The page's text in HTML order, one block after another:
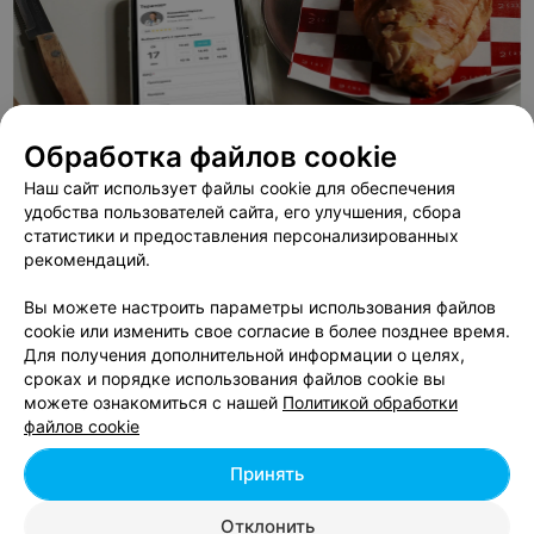
ЭФФЕКТИВНАЯ РЕКЛАМА НА САЙТЕ
Добавить компанию
Добавить специалиста
Обработка файлов cookie
Наш сайт использует файлы cookie для обеспечения
удобства пользователей сайта, его улучшения, сбора
статистики и предоставления персонализированных
рекомендаций.
Вы можете настроить параметры использования файлов
cookie или изменить свое согласие в более позднее время.
Для получения дополнительной информации о целях,
сроках и порядке использования файлов cookie вы
можете ознакомиться с нашей Политикой обработки
файлов cookie
Отклонить
Принять